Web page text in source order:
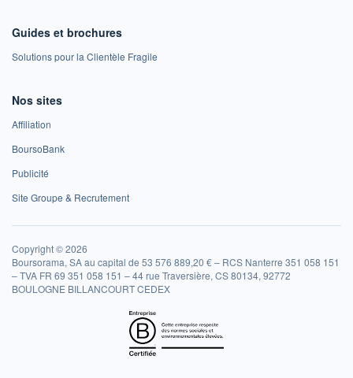
Guides et brochures
Solutions pour la Clientèle Fragile
Nos sites
Affiliation
BoursoBank
Publicité
Site Groupe & Recrutement
Copyright © 2026
Boursorama, SA au capital de 53 576 889,20 € – RCS Nanterre 351 058 151
– TVA FR 69 351 058 151 – 44 rue Traversière, CS 80134, 92772
BOULOGNE BILLANCOURT CEDEX